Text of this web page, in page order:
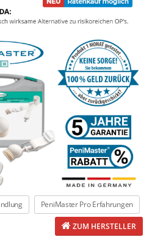
PeniMaster Pro Erfahrungen
ZUM HERSTELLER